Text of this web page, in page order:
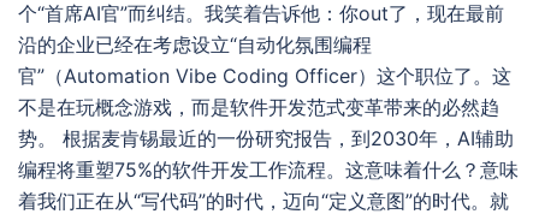
个“首席AI官”而纠结。我笑着告诉他：你out了，现在最前
沿的企业已经在考虑设立“自动化氛围编程
官”（Automation Vibe Coding Officer）这个职位了。这
不是在玩概念游戏，而是软件开发范式变革带来的必然趋
势。 根据麦肯锡最近的一份研究报告，到2030年，AI辅助
编程将重塑75%的软件开发工作流程。这意味着什么？意味
着我们正在从“写代码”的时代，迈向“定义意图”的时代。就